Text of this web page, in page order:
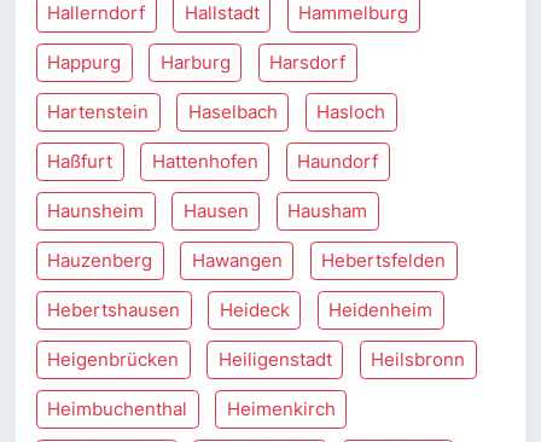
Hallerndorf Hallstadt Hammelburg
Happurg Harburg Harsdorf
Hartenstein Haselbach Hasloch
Haßfurt Hattenhofen Haundorf
Haunsheim Hausen Hausham
Hauzenberg Hawangen Hebertsfelden
Hebertshausen Heideck Heidenheim
Heigenbrücken Heiligenstadt Heilsbronn
Heimbuchenthal Heimenkirch